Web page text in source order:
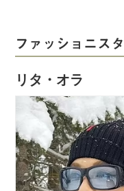
ファッショニス
リタ・オラ